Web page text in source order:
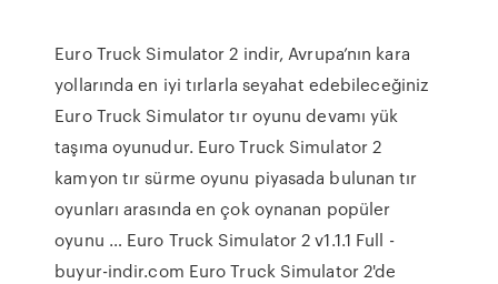
Euro Truck Simulator 2 indir, Avrupa’nın kara
yollarında en iyi tırlarla seyahat edebileceğiniz
Euro Truck Simulator tır oyunu devamı yük
taşıma oyunudur. Euro Truck Simulator 2
kamyon tır sürme oyunu piyasada bulunan tır
oyunları arasında en çok oynanan popüler
oyunu … Euro Truck Simulator 2 v1.1.1 Full -
buyur-indir.com Euro Truck Simulator 2'de